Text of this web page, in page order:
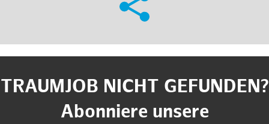
TRAUMJOB NICHT GEFUNDEN?
Abonniere unsere